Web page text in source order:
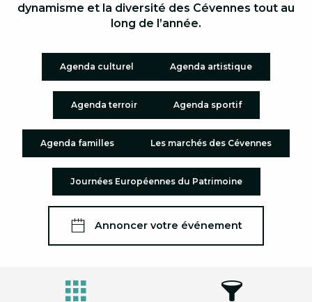
dynamisme et la diversité des Cévennes tout au
long de l’année.
Agenda culturel Agenda artistique
Agenda terroir Agenda sportif
Agenda familles Les marchés des Cévennes
Journées Européennes du Patrimoine
Annoncer votre événement